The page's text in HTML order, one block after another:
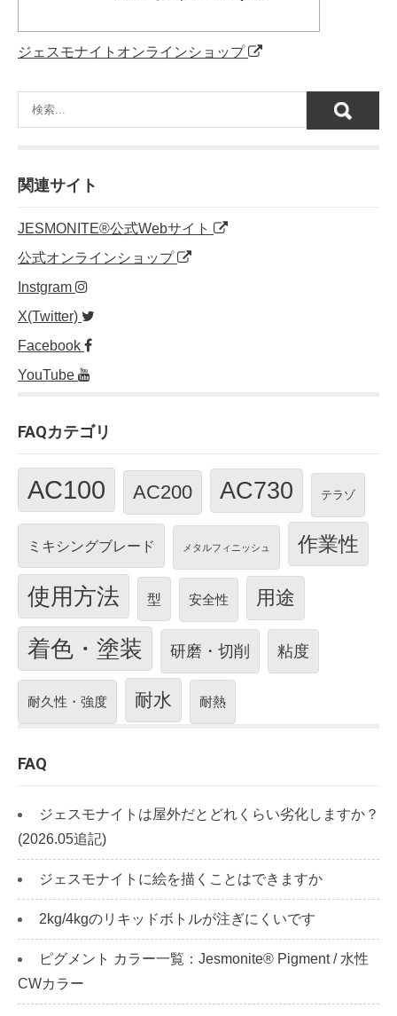
ジェスモナイトオンラインショップ
関連サイト
JESMONITE®公式Webサイト
公式オンラインショップ
Instgram
X(Twitter)
Facebook
YouTube
FAQカテゴリ
AC100 AC200 AC730 テラゾ
ミキシングブレード メタルフィニッシュ 作業性
使用方法 型 安全性 用途
着色・塗装 研磨・切削 粘度
耐久性・強度 耐水 耐熱
FAQ
ジェスモナイトは屋外だとどれくらい劣化しますか？
(2026.05追記)
ジェスモナイトに絵を描くことはできますか
2kg/4kgのリキッドボトルが注ぎにくいです
ピグメント カラー一覧：Jesmonite® Pigment / 水性
CWカラー